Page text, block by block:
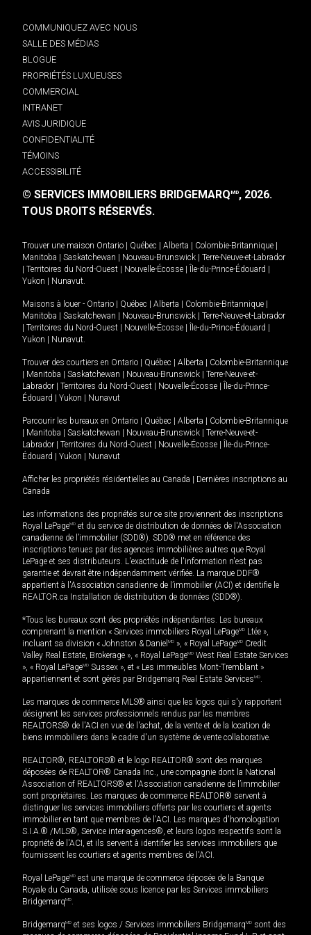
COMMUNIQUEZ AVEC NOUS
SALLE DES MÉDIAS
BLOGUE
PROPRIÉTÉS LUXUEUSES
COMMERCIAL
INTRANET
AVIS JURIDIQUE
CONFIDENTIALITÉ
TÉMOINS
ACCESSIBILITÉ
© SERVICES IMMOBILIERS BRIDGEMARQMD, 2026.
TOUS DROITS RÉSERVÉS.
Trouver une maison Ontario Québec Alberta Colombie-Britannique
Manitoba
Saskatchewan Nouveau-Brunswick
Terre-Neuve-et-Labrador
Territoires du Nord-Ouest Nouvelle-Écosse Île-du-Prince-Édouard
Yukon
Nunavut.
Maisons à louer - Ontario Québec Alberta Colombie-Britannique
Manitoba
Saskatchewan Nouveau-Brunswick
Terre-Neuve-et-Labrador
Territoires du Nord-Ouest Nouvelle-Écosse Île-du-Prince-Édouard
Yukon
Nunavut.
Trouver des courtiers en Ontario Québec Alberta
Colombie-Britannique
Manitoba Saskatchewan Nouveau-Brunswick
Terre-Neuve-et-
Labrador
Territoires du Nord-Ouest Nouvelle-Écosse
Île-du-Prince-
Édouard
Yukon Nunavut
Parcourir les bureaux en Ontario Québec Alberta
Colombie-Britannique
Manitoba Saskatchewan Nouveau-Brunswick
Terre-Neuve-et-
Labrador
Territoires du Nord-Ouest Nouvelle-Écosse
Île-du-Prince-
Édouard
Yukon Nunavut
Afficher les propriétés résidentielles au Canada
Dernières inscriptions au
Canada
Les informations des propriétés sur ce site proviennent des inscriptions
Royal LePageMD et du service de distribution de données de l'Association
canadienne de l’immobilier (SDD®). SDD® met en référence des
inscriptions tenues par des agences immobilières autres que Royal
LePage et ses distributeurs. L'exactitude de l'information n'est pas
garantie et devrait être indépendamment vérifiée. La marque DDF®
appartient à l'Association canadienne de l’immobilier (ACI) et identifie le
REALTOR.ca Installation de distribution de données (SDD®).
*Tous les bureaux sont des propriétés indépendantes. Les bureaux
comprenant la mention « Services immobiliers Royal LePageMD Ltée »,
incluant sa division « Johnston & Daniel MD », « Royal LePageMD Credit
Valley Real Estate, Brokerage », « Royal LePageMD West Real Estate Services
», « Royal LePageMD Sussex », et « Les immeubles Mont-Tremblant »
appartiennent et sont gérés par Bridgemarq Real Estate ServicesMD.
Les marques de commerce MLS® ainsi que les logos qui s'y rapportent
désignent les services professionnels rendus par les membres
REALTORS® de l'ACI en vue de l'achat, de la vente et de la location de
biens immobiliers dans le cadre d'un système de vente collaborative.
REALTOR®, REALTORS® et le logo REALTOR® sont des marques
déposées de REALTOR® Canada Inc., une compagnie dont la National
Association of REALTORS® et l'Association canadienne de l’immobilier
sont propriétaires. Les marques de commerce REALTOR® servent à
distinguer les services immobiliers offerts par les courtiers et agents
immobilier en tant que membres de l'ACI. Les marques d'homologation
S.I.A.® /MLS®, Service inter-agences®, et leurs logos respectifs sont la
propriété de l'ACI, et ils servent à identifier les services immobiliers que
fournissent les courtiers et agents membres de l'ACI.
Royal LePageMD est une marque de commerce déposée de la Banque
Royale du Canada, utilisée sous licence par les Services immobiliers
BridgemarqMD.
BridgemarqMD et ses logos / Services immobiliers BridgemarqMD sont des